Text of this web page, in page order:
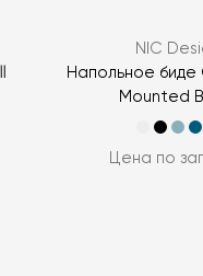
NIC
Напольное биде
Mounted
Цена по